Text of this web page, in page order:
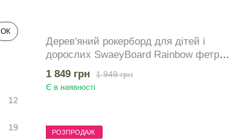
Дерев'яний рокерборд для дітей і
дорослих SwaeyBoard Rainbow фетр
класичний до 100 кг
1 949 грн
1 849 грн
Є в наявності
РОЗПРОДАЖ
ОК
12
19